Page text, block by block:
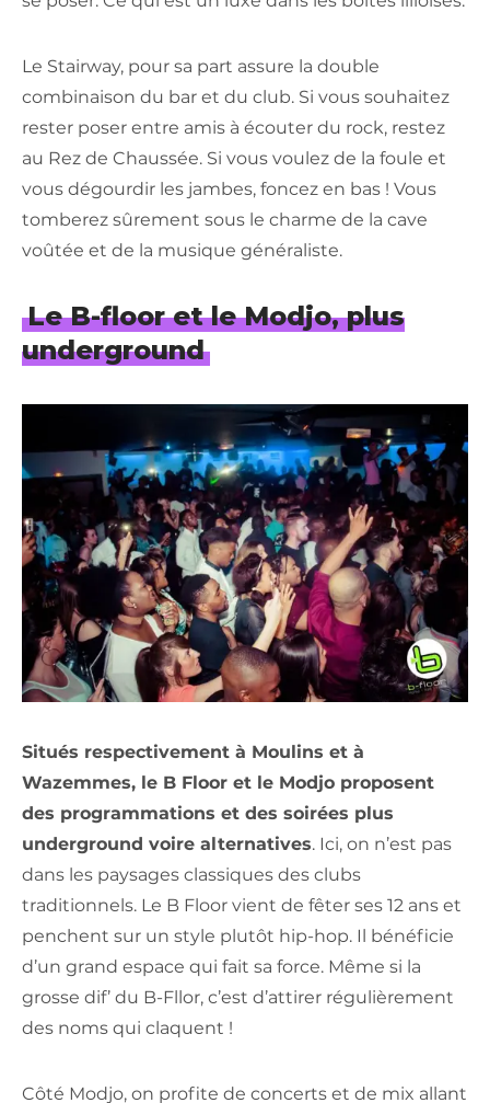
Le Stairway, pour sa part assure la double
combinaison du bar et du club. Si vous souhaitez
rester poser entre amis à écouter du rock, restez
au Rez de Chaussée. Si vous voulez de la foule et
vous dégourdir les jambes, foncez en bas ! Vous
tomberez sûrement sous le charme de la cave
voûtée et de la musique généraliste.
Le B-floor et le Modjo, plus
underground
Situés respectivement à Moulins et à
Wazemmes, le B Floor et le Modjo proposent
des programmations et des soirées plus
underground voire alternatives. Ici, on n’est pas
dans les paysages classiques des clubs
traditionnels. Le B Floor vient de fêter ses 12 ans et
penchent sur un style plutôt hip-hop. Il bénéficie
d’un grand espace qui fait sa force. Même si la
grosse dif’ du B-Fllor, c’est d’attirer régulièrement
des noms qui claquent !
Côté Modjo, on profite de concerts et de mix allant